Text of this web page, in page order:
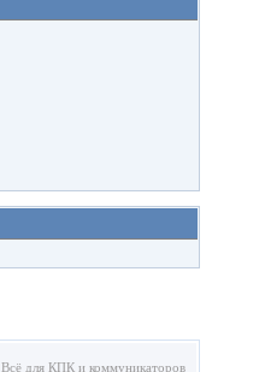
Всё для КПК и коммуникаторов